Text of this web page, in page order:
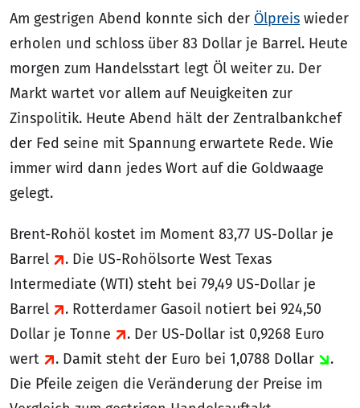
Am gestrigen Abend konnte sich der Ölpreis wieder
erholen und schloss über 83 Dollar je Barrel. Heute
morgen zum Handelsstart legt Öl weiter zu. Der
Markt wartet vor allem auf Neuigkeiten zur
Zinspolitik. Heute Abend hält der Zentralbankchef
der Fed seine mit Spannung erwartete Rede. Wie
immer wird dann jedes Wort auf die Goldwaage
gelegt.
Brent-Rohöl kostet im Moment 83,77 US-Dollar je
Barrel
. Die US-Rohölsorte West Texas
Intermediate (WTI) steht bei 79,49 US-Dollar je
Barrel
. Rotterdamer Gasoil notiert bei 924,50
Dollar je Tonne
. Der US-Dollar ist 0,9268 Euro
wert
. Damit steht der Euro bei 1,0788 Dollar
.
Die Pfeile zeigen die Veränderung der Preise im